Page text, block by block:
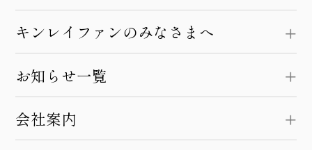
キンレイファンのみなさまへ
お知らせ一覧
会社案内